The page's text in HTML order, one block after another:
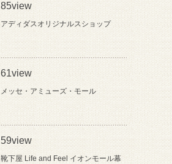
85view
アディダスオリジナルスショップ
61view
メッセ・アミューズ・モール
59view
靴下屋 Life and Feel イオンモール幕